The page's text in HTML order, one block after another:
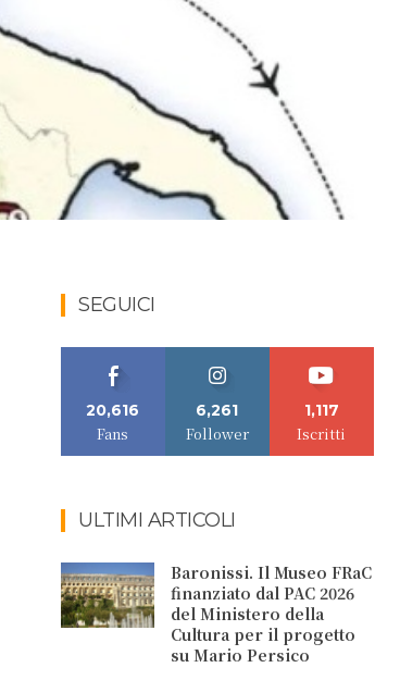
SEGUICI
20,616
Fans
6,261
Follower
1,117
Iscritti
ULTIMI ARTICOLI
Baronissi. Il Museo FRaC
finanziato dal PAC 2026
del Ministero della
Cultura per il progetto
su Mario Persico